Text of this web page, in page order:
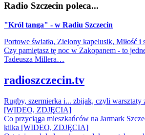
Radio Szczecin poleca...
"Król tanga" - w Radiu Szczecin
Portowe światła, Zielony kapelusik, Miłość
Czy pamiętasz tę noc w Zakopanem - to
Tadeusza Millera…
radioszczecin.tv
Rugby, szermierka i... zbijak, czyli warsztaty
[WIDEO, ZDJĘCIA]
Co przyciąga mieszkańców na Jarmark
kilka [WIDEO, ZDJĘCIA]